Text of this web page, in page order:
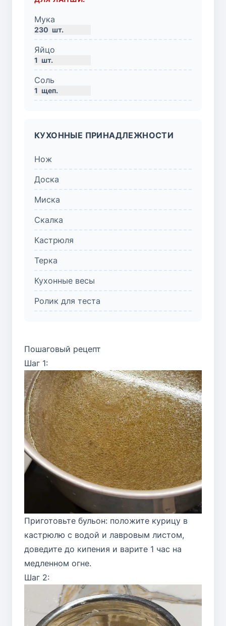
Мука
230 шт.
Яйцо
1 шт.
Соль
1 щеп.
КУХОННЫЕ ПРИНАДЛЕЖНОСТИ
Нож
Доска
Миска
Скалка
Кастрюля
Терка
Кухонные весы
Ролик для теста
Пошаговый рецепт
Шаг 1:
Приготовьте бульон: положите курицу в
кастрюлю с водой и лавровым листом,
доведите до кипения и варите 1 час на
медленном огне.
Шаг 2: